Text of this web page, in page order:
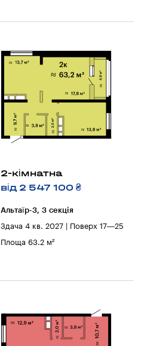
2-кімнатна
від 2 547 100 ₴
Альтаїр-3, 3 секцiя
Здача 4 кв. 2027 | Поверх 17—25
Площа 63.2 м²